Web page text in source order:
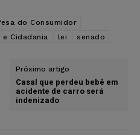
do Consumidor
Cidadania lei senado
Próximo artigo
Casal que perdeu bebê em
acidente de carro será
indenizado